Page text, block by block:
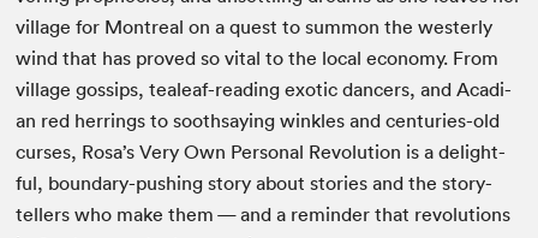
vil­lage for Mon­tre­al on a quest to sum­mon the west­er­ly
wind that has proved so vital to the local econ­o­my. From
vil­lage gos­sips, tealeaf-read­ing exot­ic dancers, and Aca­di­
an red her­rings to sooth­say­ing win­kles and cen­turies-old
curs­es, Rosa’s Very Own Per­son­al Rev­o­lu­tion is a delight­
ful, bound­ary-push­ing sto­ry about sto­ries and the sto­ry­
tellers who make them — and a reminder that rev­o­lu­tions